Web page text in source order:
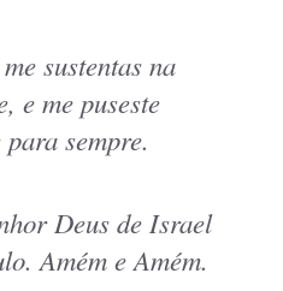
sustentas na
e me puseste
sempre.
Deus de Israel
Amém e Amém.